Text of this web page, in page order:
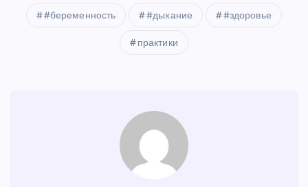
#беременность #дыхание #здоровье
практики